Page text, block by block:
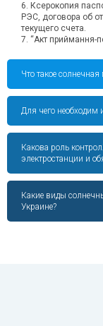
6. Ксерокопия
РЭС, договора об
текущего счета.
7. “Акт приймання-
Что такое
Для чего необходим
Какова роль
электростанции и
Какие виды
Украине?